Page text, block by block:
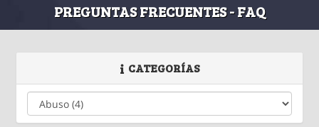
PREGUNTAS FRECUENTES - FAQ
CATEGORÍAS